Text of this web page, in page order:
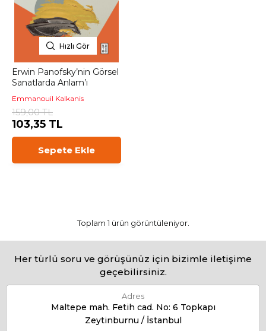
Hızlı Gör
Erwin Panofsky’nin Görsel
Sanatlarda Anlam’ı
Emmanouil Kalkanis
159,00 TL
103,35 TL
Sepete Ekle
Toplam 1 ürün görüntüleniyor.
Her türlü soru ve görüşünüz için bizimle iletişime
geçebilirsiniz.
Adres
Maltepe mah. Fetih cad. No: 6 Topkapı
Zeytinburnu / İstanbul